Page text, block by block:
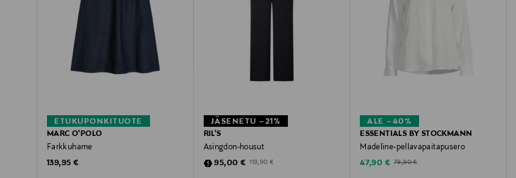
ETUKUPONKITUOTE
MARC O'POLO
Farkkuhame
Original Price
139,95 €
JÄSENETU –21%
RIL'S
Asingdon-housut
Discounted Price
95,00 € Original Price
119,90 €
ALE –40%
ESSENTIALS BY STOCKMANN
Madeline-pellavapaitapusero
Discounted Price
47,90 € Original Price
79,90 €